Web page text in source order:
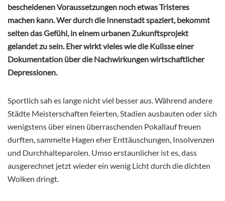
bescheidenen Voraussetzungen noch etwas Tristeres
machen kann. Wer durch die Innenstadt spaziert, bekommt
selten das Gefühl, in einem urbanen Zukunftsprojekt
gelandet zu sein. Eher wirkt vieles wie die Kulisse einer
Dokumentation über die Nachwirkungen wirtschaftlicher
Depressionen.
Sportlich sah es lange nicht viel besser aus. Während andere
Städte Meisterschaften feierten, Stadien ausbauten oder sich
wenigstens über einen überraschenden Pokallauf freuen
durften, sammelte Hagen eher Enttäuschungen, Insolvenzen
und Durchhalteparolen. Umso erstaunlicher ist es, dass
ausgerechnet jetzt wieder ein wenig Licht durch die dichten
Wolken dringt.